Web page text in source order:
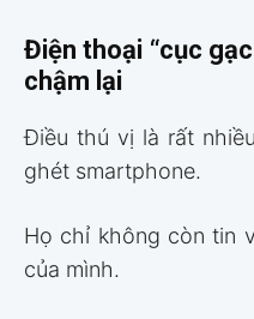
Điện thoại “cục
chậm lại
Điều thú vị là rất
ghét smartphone.
Họ chỉ không còn tin
của mình.